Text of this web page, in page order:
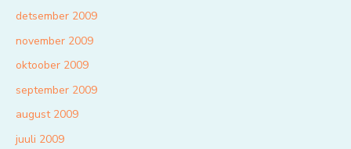
detsember 2009
november 2009
oktoober 2009
september 2009
august 2009
juuli 2009